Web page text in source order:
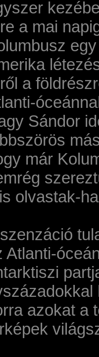
a mai
a
Sándor
már
olvastak-
Atlanti-
azokat a